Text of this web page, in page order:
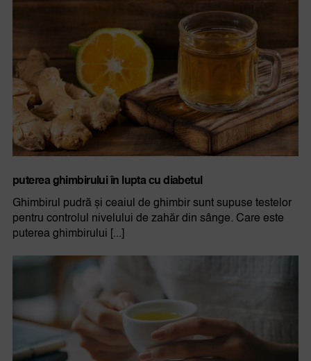
puterea ghimbirului în lupta cu diabetul
Ghimbirul pudră și ceaiul de ghimbir sunt supuse testelor
pentru controlul nivelului de zahăr din sânge. Care este
puterea ghimbirului [...]